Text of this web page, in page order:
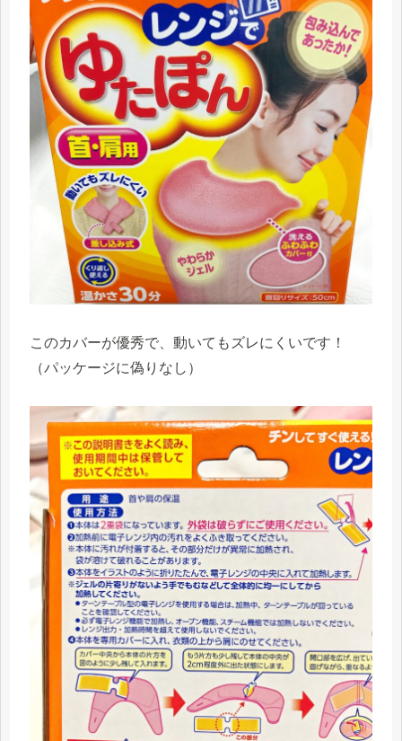
このカバーが優秀で、動いてもズレにくいです！
（パッケージに偽りなし）